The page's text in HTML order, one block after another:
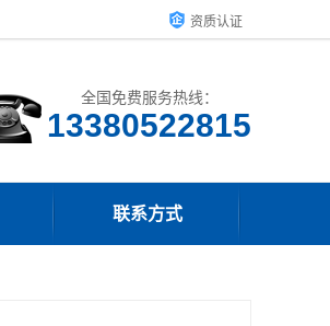
资质认证
全国免费服务热线：
13380522815
联系方式